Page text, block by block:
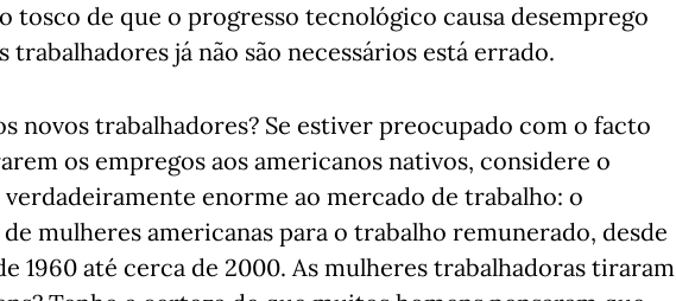
tosco de que o progresso tecnológico causa desemprego
trabalhadores já não são necessários está errado.
novos trabalhadores? Se estiver preocupado com o facto
os empregos aos americanos nativos, considere o
enorme ao mercado de trabalho: o
mulheres americanas para o trabalho remunerado, desde
1960 até cerca de 2000. As mulheres trabalhadoras tiraram